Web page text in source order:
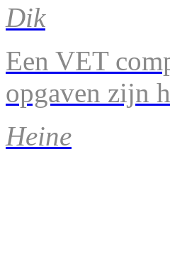
Dik
Een VET
opgaven zijn
Heine